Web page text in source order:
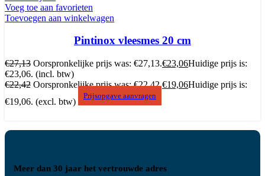
Voeg toe aan favorieten
Toevoegen aan winkelwagen
Pintinox vleesmes 20 cm
€27,13 Oorspronkelijke prijs was: €27,13.€23,06Huidige prijs is:
€23,06. (incl. btw)
€22,42 Oorspronkelijke prijs was: €22,42.€19,06Huidige prijs is:
€19,06. (excl. btw)
Prijsopgave aanvragen
Meer dan 30 jaar het vertrouwde adres